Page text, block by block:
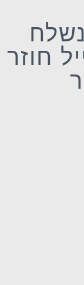
חוזר